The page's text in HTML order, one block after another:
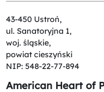
43-450 Ustroń,
ul. Sanatoryjna 1,
woj. śląskie,
powiat cieszyński
NIP: 548-22-77-894
American Heart of